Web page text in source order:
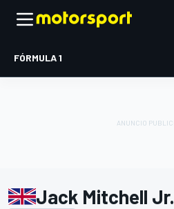
FÓRMULA 1
Jack Mitchell Jr.